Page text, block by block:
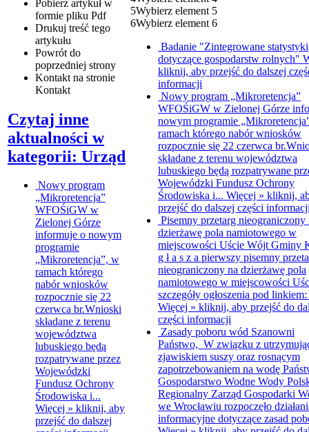
Pobierz artykuł w
formie pliku Pdf
Drukuj treść tego
artykułu
Powrót do
poprzedniej strony
Kontakt na stronie
Kontakt
Czytaj inne
aktualności w
kategorii: Urząd
Nowy program
„Mikroretencja”
WFOŚiGW w
Zielonej Górze
informuje o nowym
programie
„Mikroretencja”, w
ramach którego
nabór wniosków
rozpocznie się 22
czerwca br.Wnioski
składane z terenu
województwa
lubuskiego będą
rozpatrywane przez
Wojewódzki
Fundusz Ochrony
Środowiska i...
Więcej » kliknij, aby
przejść do dalszej
5Wybierz element 5
6Wybierz element 6
Badanie "Zintegrowane statystyki
dotyczące gospodarstw rolnych"
kliknij, aby przejść do dalszej
informacji
Nowy program „Mikroretencja”
WFOŚiGW w Zielonej Górze
nowym programie
ramach którego nabór wniosków
rozpocznie się 22 czerwca
składane z terenu województwa
lubuskiego będą rozpatrywane
Wojewódzki Fundusz Ochrony
Środowiska i... Więcej » kliknij,
przejść do dalszej części
Pisemny przetarg nieograniczony
dzierżawę pola namiotowego w
miejscowości Uście Wójt Gminy
g ł a s z a pierwszy pisemny
nieograniczony na dzierżawę pola
namiotowego w miejscowości
szczegóły ogłoszenia pod
Więcej » kliknij, aby przejść do
części informacji
Zasady poboru wód Szanowni
Państwo, W związku z
zjawiskiem suszy oraz rosnącym
zapotrzebowaniem na wodę
Gospodarstwo Wodne Wody
Regionalny Zarząd Gospodarki
we Wrocławiu rozpoczęło
informacyjne dotyczące zasad